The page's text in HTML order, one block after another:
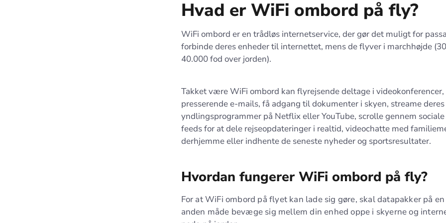
Hvad er WiFi ombord på fly?
WiFi ombord er en trådløs internetservice, der gør det muligt for
forbinde deres enheder til internettet, mens de flyver i marchhøjde
40.000 fod over jorden).
Takket være WiFi ombord kan flyrejsende deltage i videokonferencer,
presserende e-mails, få adgang til dokumenter i skyen, streame deres
yndlingsprogrammer på Netflix eller YouTube, scrolle gennem
feeds for at dele rejseopdateringer i realtid, videochatte med
derhjemme eller indhente de seneste nyheder og sportsresultater.
Hvordan fungerer WiFi ombord på fly?
For at WiFi ombord på flyet kan lade sig gøre, skal datapakker på
anden måde bevæge sig mellem din enhed oppe i skyerne og